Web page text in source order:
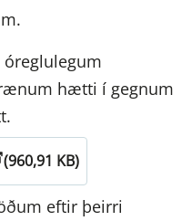
hætti í gegnum
(960,91 KB)
eftir þeirri